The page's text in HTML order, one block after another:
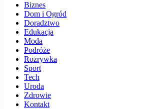
Biznes
Dom i Ogród
Doradztwo
Edukacja
Moda
Podróże
Rozrywka
Sport
Tech
Uroda
Zdrowie
Kontakt